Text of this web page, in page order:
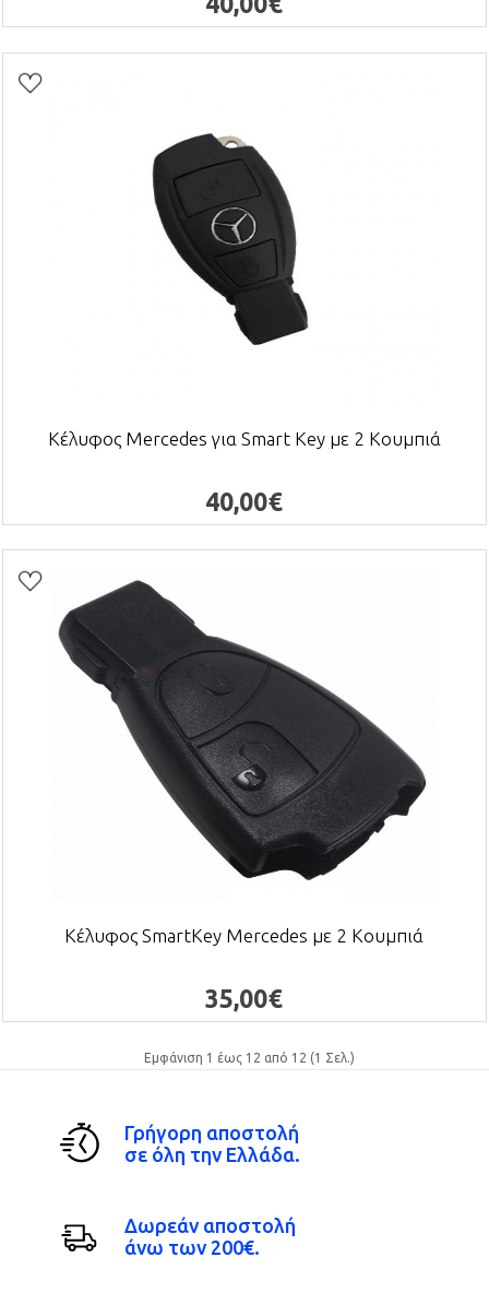
Κέλυφος Mercedes για Smart Key με 2 Κουμπιά
40,00€
Κέλυφος SmartKey Mercedes με 2 Κουμπιά
35,00€
Εμφάνιση 1 έως 12 από 12 (1 Σελ.)
Γρήγορη αποστολή
σε όλη την Ελλάδα.
Δωρεάν αποστολή
άνω των 200€.